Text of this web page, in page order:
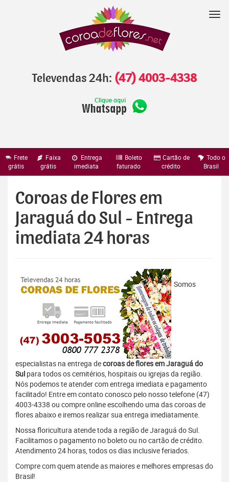
Televendas 24h: (47) 4003-4338
Frete
grátis
Faixa
grátis
Entrega
imediata
Boleto
faturado
Cartão de
crédito
Todo o
Brasil
Coroas de Flores em
Jaraguá do Sul - Entrega
imediata 24 horas
Somos
especialistas na entrega decoroas de flores em Jaraguá do
Sul para todos os cemitérios, hospitais ou igrejas da região.
Nós podemos te atender com entrega imediata e pagamento
facilitado! Entre em contato conosco pelo nosso telefone (47)
4003-4338 ou compre online escolhendo uma das coroas de
flores abaixo e iremos realizar sua entrega imediatamente.
Nossa floricultura atende toda a região de Jaraguá do Sul.
Facilitamos o pagamento no boleto ou no cartão de crédito.
Atendimento 24 horas, todos os dias inclusive feriados.
Compre com quem atende as maiores e melhores empresas do
Brasil!